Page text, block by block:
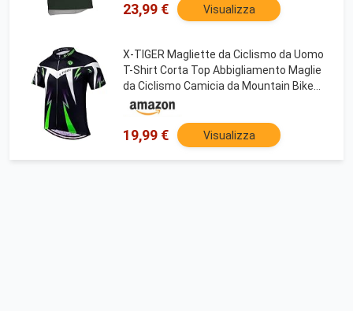
23,99 € Visualizza
X-TIGER Magliette da Ciclismo da Uomo
T-Shirt Corta Top Abbigliamento Maglie
da Ciclismo Camicia da Mountain Bike
MTB Traspirante e Assorbente dal
Sudore Asciugatura Rapida
19,99 € Visualizza